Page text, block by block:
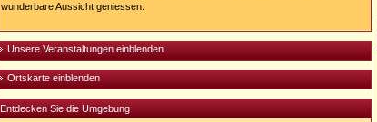
wunderbare Aussicht geniessen.
Unsere Veranstaltungen einblenden
Ortskarte einblenden
Entdecken Sie die Umgebung